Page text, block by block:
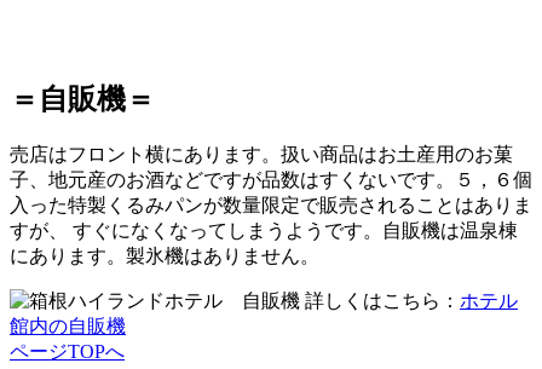
＝自販機＝
売店はフロント横にあります。扱い商品はお土産用のお菓
子、地元産のお酒などですが品数はすくないです。５，６個
入った特製くるみパンが数量限定で販売されることはありま
すが、 すぐになくなってしまうようです。自販機は温泉棟
にあります。製氷機はありません。
詳しくはこちら： ホテル
館内の自販機
ページTOPへ